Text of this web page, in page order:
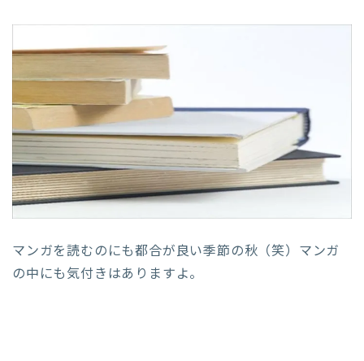
マンガを読むのにも都合が良い季節の秋（笑）マンガ
の中にも気付きはありますよ。